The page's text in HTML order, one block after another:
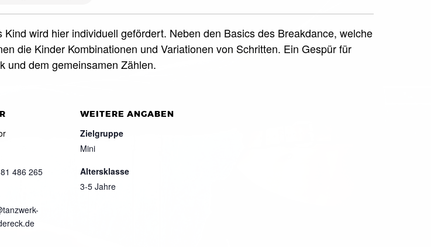
wird hier individuell gefördert. Neben den Basics des Breakdance, welche
die Kinder Kombinationen und Variationen von Schritten. Ein Gespür für
und dem gemeinsamen Zählen.
486 265
WEITERE ANGABEN
Zielgruppe
Mini
Altersklasse
3-5 Jahre